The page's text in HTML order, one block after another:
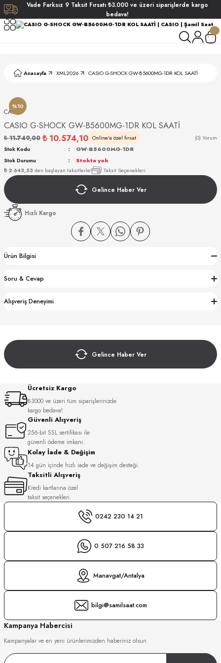
Vade Farksız 9 Taksit Fırsatı ₺3.000 ve üzeri siparişlerde kargo
bedava!
Anasayfa XML2026 CASIO G-SHOCK GW-B5600MG-1DR KOL SAATİ
%10
CASIO
CASIO G-SHOCK GW-B5600MG-1DR KOL SAATİ
₺ 11.749,00 ₺ 10.574,10 Online'a özel fırsat (0) Yorum
₺ 2.643,53 den başlayan taksitlerle! Taksit Seçenekleri
Stok Kodu
GW-B5600MG-1DR
Stok Durumu
Stokta yok
Gelince Haber Ver
Hızlı Kargo
Ürün Bilgisi
Soru & Cevap
Alışveriş Deneyimi
Gelince Haber Ver
Ücretsiz Kargo
₺3000 ve üzeri tüm siparişlerinizde
kargo bedava!
Güvenli Alışveriş
256-bit SSL sertifikası ile
güvenli ödeme imkanı.
Kolay İade & Değişim
14 gün içinde hızlı iade ve değişim desteği.
Taksitli Alışveriş
Kredi kartlarına özel
taksit seçenekleri.
0242 230 14 21
0 507 216 58 33
Manavgat/Antalya
bilgi@samilsaat.com
Kampanya Habercisi
Kampanyalar ve en yeni ürünlerimizden haberiniz olsun